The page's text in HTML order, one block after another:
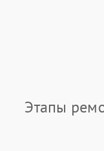
Этапы